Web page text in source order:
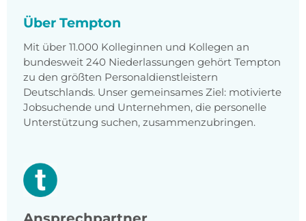
Über Tempton
Mit über 11.000 Kolleginnen und Kollegen an
bundesweit 240 Niederlassungen gehört Tempton
zu den größten Personaldienstleistern
Deutschlands. Unser gemeinsames Ziel: motivierte
Jobsuchende und Unternehmen, die personelle
Unterstützung suchen, zusammenzubringen.